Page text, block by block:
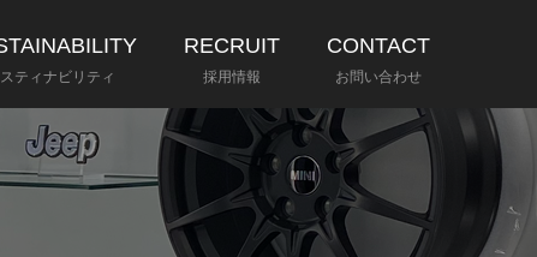
ティナビリティ
RECRUIT
採用情報
CONTACT
お問い合わせ